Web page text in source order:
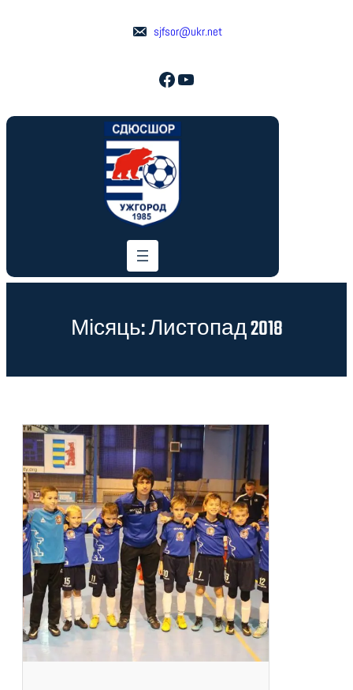
sjfsor@ukr.net
Facebook YouTube
Місяць:Листопад 2018